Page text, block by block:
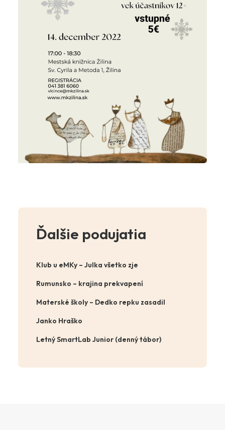
Ďalšie podujatia
Klub u eMKy – Julka všetko zje
Rumunsko – krajina prekvapení
Materské školy – Dedko repku zasadil
Janko Hraško
Letný SmartLab Junior (denný tábor)